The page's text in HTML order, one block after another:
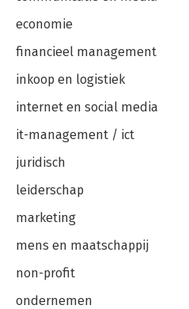
economie
financieel management
inkoop en logistiek
internet en social media
it-management / ict
juridisch
leiderschap
marketing
mens en maatschappij
non-profit
ondernemen